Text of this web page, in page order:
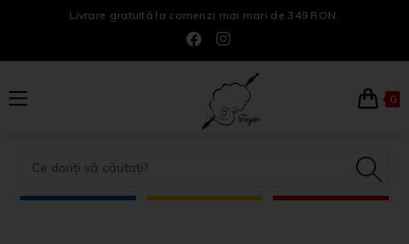
Livrare gratuită la comenzi mai mari de 349 RON.
0